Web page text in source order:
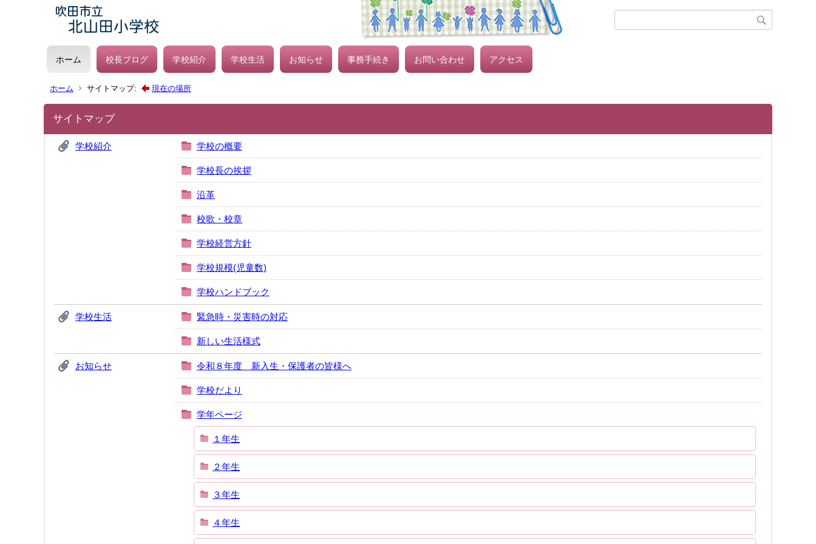
ホーム 校長ブログ 学校紹介 学校生活 お知らせ 事務手続き お問い合わせ アクセス
ホーム サイトマップ: 現在の場所
サイトマップ
学校紹介 学校の概要
学校長の挨拶
沿革
校歌・校章
学校経営方針
学校規模(児童数)
学校ハンドブック
学校生活 緊急時・災害時の対応
新しい生活様式
お知らせ 令和８年度 新入生・保護者の皆様へ
学校だより
学年ページ
１年生
２年生
３年生
４年生